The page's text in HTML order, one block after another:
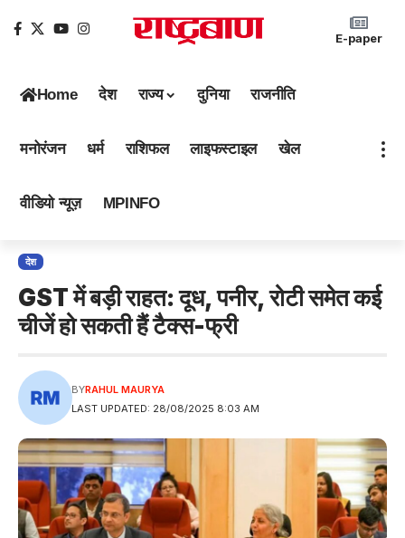
E-paper
Home देश राज्य दुनिया राजनीति
मनोरंजन धर्म राशिफल लाइफस्टाइल खेल
वीडियो न्यूज़ MPINFO
देश
GST में बड़ी राहत: दूध, पनीर, रोटी समेत कई
चीजें हो सकती हैं टैक्स-फ्री
LAST UPDATED: 28/08/2025 8:03 AM
BYRAHUL MAURYA